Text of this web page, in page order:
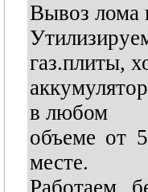
Вывоз лома
газ.плиты,
в любом
объеме от
месте.
Работаем